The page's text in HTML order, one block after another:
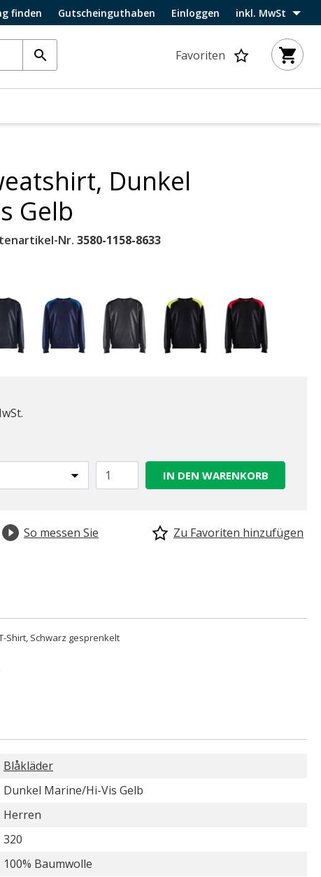
finden Gutscheinguthaben Einloggen inkl. MwSt
Favoriten
Dunkel
Gelb
Nr. 3580-1158-8633
IN DEN WARENKORB
So messen Sie Zu Favoriten hinzufügen
Shirt, Schwarz gesprenkelt
Blåkläder
Dunkel Marine/Hi-Vis Gelb
Herren
320
100% Baumwolle